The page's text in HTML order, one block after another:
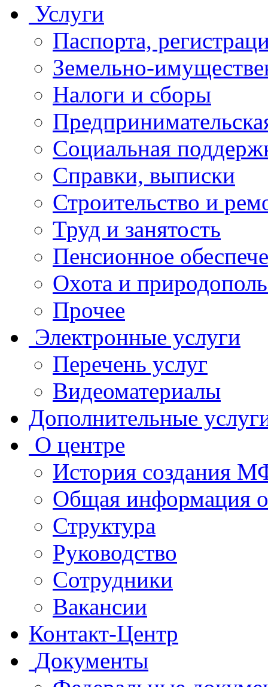
Услуги
Паспорта,
Земельно-
Налоги и сборы
Социальная
Справки, выписки
Строительство и
Труд и занятость
Пенсионное
Охота и
Прочее
Электронные услуги
Перечень услуг
Видеоматериалы
Дополнительные
О центре
История создания
Общая
Структура
Руководство
Сотрудники
Вакансии
Контакт-Центр
Документы